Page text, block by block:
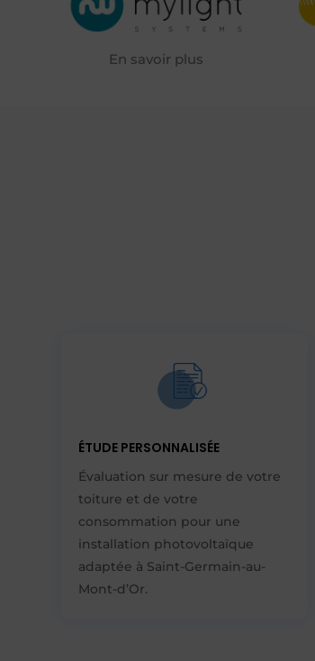
En savoir plus
ÉTUDE PERSONNALISÉE
Évaluation sur mesure de votre
toiture et de votre
consommation pour une
installation photovoltaïque
adaptée à Saint-Germain-au-
Mont-d’Or.